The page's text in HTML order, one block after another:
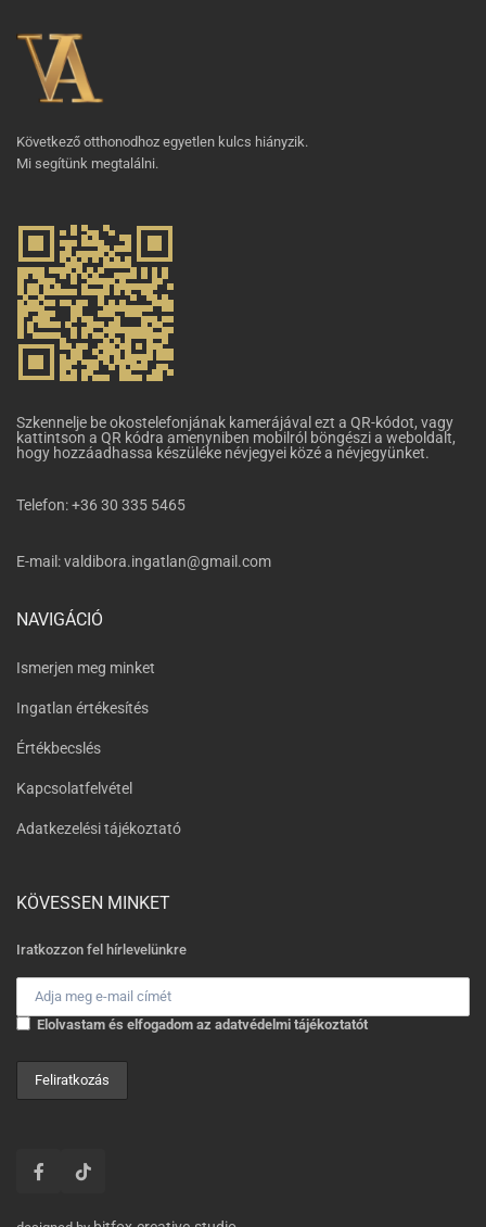
Következő otthonodhoz egyetlen kulcs hiányzik.
Mi segítünk megtalálni.
Szkennelje be okostelefonjának kamerájával ezt a QR-kódot, vagy
kattintson a QR kódra amenyniben mobilról böngészi a weboldalt,
hogy hozzáadhassa készüléke névjegyei közé a névjegyünket.
Telefon:+36 30 335 5465
E-mail:valdibora.ingatlan@gmail.com
NAVIGÁCIÓ
Ismerjen meg minket
Ingatlan értékesítés
Értékbecslés
Kapcsolatfelvétel
Adatkezelési tájékoztató
KÖVESSEN MINKET
Iratkozzon fel hírlevelünkre
Elolvastam és elfogadom az adatvédelmi tájékoztatót